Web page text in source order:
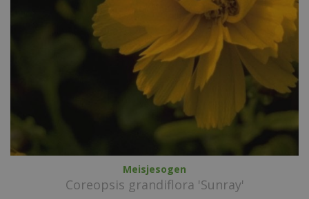
Meisjesogen
Coreopsis grandiflora 'Sunray'